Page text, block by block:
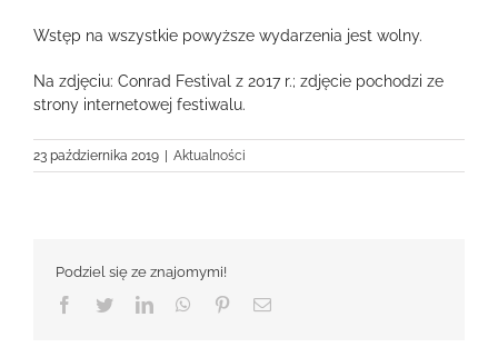
Wstęp na wszystkie powyższe wydarzenia jest wolny.
Na zdjęciu: Conrad Festival z 2017 r.; zdjęcie pochodzi ze
strony internetowej festiwalu.
23 października 2019 Aktualności
Podziel się ze znajomymi!
Facebook
TwitterLinkedInWhatsApp
PinterestEmail